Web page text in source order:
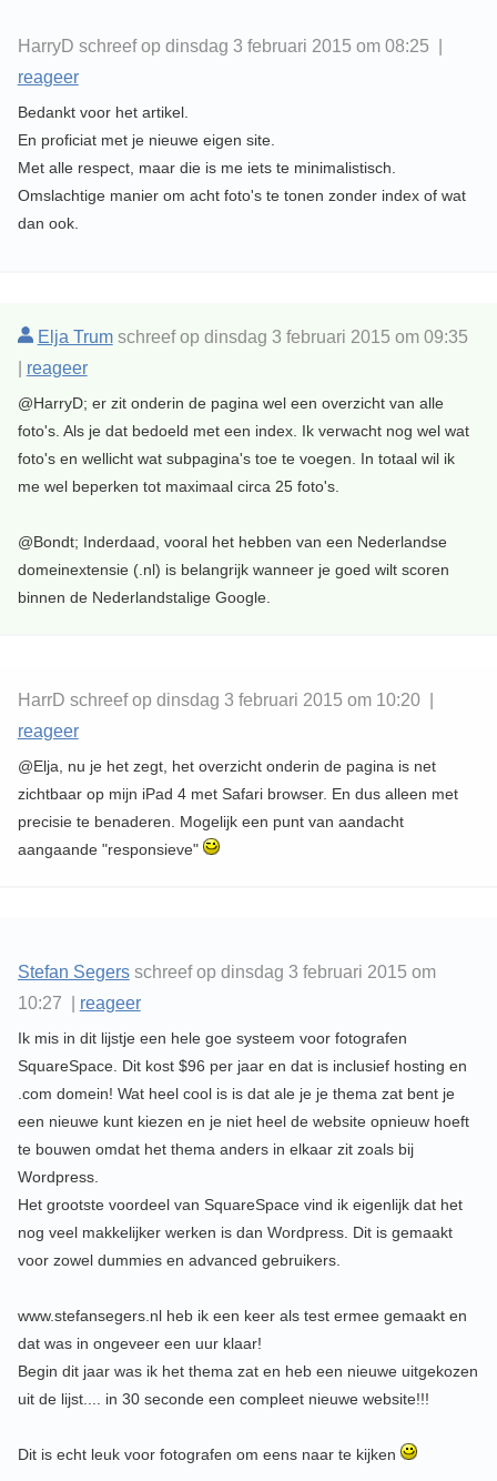
HarryD schreef op dinsdag 3 februari 2015 om 08:25 |
reageer
Bedankt voor het artikel.
En proficiat met je nieuwe eigen site.
Met alle respect, maar die is me iets te minimalistisch.
Omslachtige manier om acht foto's te tonen zonder index of wat
dan ook.
Elja Trumschreef op dinsdag 3 februari 2015 om 09:35
reageer
@HarryD; er zit onderin de pagina wel een overzicht van alle
foto's. Als je dat bedoeld met een index. Ik verwacht nog wel wat
foto's en wellicht wat subpagina's toe te voegen. In totaal wil ik
me wel beperken tot maximaal circa 25 foto's.
@Bondt; Inderdaad, vooral het hebben van een Nederlandse
domeinextensie (.nl) is belangrijk wanneer je goed wilt scoren
binnen de Nederlandstalige Google.
HarrD schreef op dinsdag 3 februari 2015 om 10:20 |
reageer
@Elja, nu je het zegt, het overzicht onderin de pagina is net
zichtbaar op mijn iPad 4 met Safari browser. En dus alleen met
precisie te benaderen. Mogelijk een punt van aandacht
aangaande "responsieve"
Stefan Segersschreef op dinsdag 3 februari 2015 om
10:27 | reageer
Ik mis in dit lijstje een hele goe systeem voor fotografen
SquareSpace. Dit kost $96 per jaar en dat is inclusief hosting en
.com domein! Wat heel cool is is dat ale je je thema zat bent je
een nieuwe kunt kiezen en je niet heel de website opnieuw hoeft
te bouwen omdat het thema anders in elkaar zit zoals bij
Wordpress.
Het grootste voordeel van SquareSpace vind ik eigenlijk dat het
nog veel makkelijker werken is dan Wordpress. Dit is gemaakt
voor zowel dummies en advanced gebruikers.
www.stefansegers.nl heb ik een keer als test ermee gemaakt en
dat was in ongeveer een uur klaar!
Begin dit jaar was ik het thema zat en heb een nieuwe uitgekozen
uit de lijst.... in 30 seconde een compleet nieuwe website!!!
Dit is echt leuk voor fotografen om eens naar te kijken